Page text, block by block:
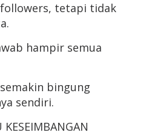
tetapi tidak
hampir semua
bingung
sendiri.